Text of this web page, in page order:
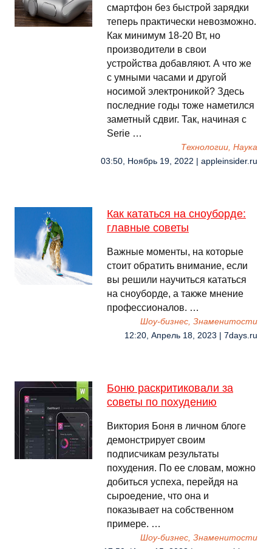
смартфон без быстрой зарядки
теперь практически невозможно.
Как минимум 18-20 Вт, но
производители в свои
устройства добавляют. А что же
с умными часами и другой
носимой электроникой? Здесь
последние годы тоже наметился
заметный сдвиг. Так, начиная с
Serie …
Технологии, Наука
03:50, Ноябрь 19, 2022 | appleinsider.ru
Как кататься на сноуборде:
главные советы
Важные моменты, на которые
стоит обратить внимание, если
вы решили научиться кататься
на сноуборде, а также мнение
профессионалов. …
Шоу-бизнес, Знаменитости
12:20, Апрель 18, 2023 | 7days.ru
Боню раскритиковали за
советы по похудению
Виктория Боня в личном блоге
демонстрирует своим
подписчикам результаты
похудения. По ее словам, можно
добиться успеха, перейдя на
сыроедение, что она и
показывает на собственном
примере. …
Шоу-бизнес, Знаменитости